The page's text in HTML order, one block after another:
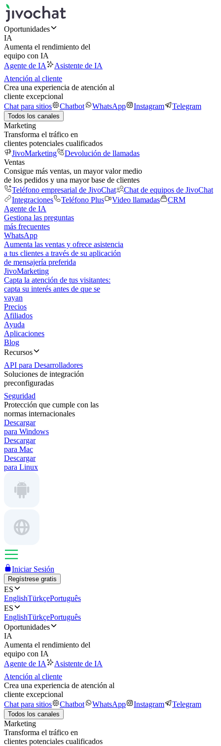
Oportunidades
IA
Aumenta el rendimiento del
equipo con IA
Agente de IA
Asistente de IA
Atención al cliente
Crea una experiencia de atención al
cliente excepcional
Chat para sitios
Chatbot WhatsApp Instagram Telegram
Todos los canales
Marketing
Transforma el tráfico en
clientes potenciales cualificados
JivoMarketing
Devolución de llamadas
Ventas
Consigue más ventas, un mayor valor medio
de los pedidos y una mayor base de clientes
Teléfono empresarial de JivoChat
Chat de equipos de JivoChat
Integraciones
Teléfono Plus Video llamadas
CRM
Agente de IA
Gestiona las preguntas
más frecuentes
WhatsApp
Aumenta las ventas y ofrece asistencia
a tus clientes a través de su aplicación
de mensajería preferida
JivoMarketing
Capta la atención de tus visitantes:
capta su interés antes de que se
vayan
Precios
Afiliados
Ayuda
Aplicaciones
Blog
Recursos
API para Desarrolladores
Soluciones de integración
preconfiguradas
Seguridad
Protección que cumple con las
normas internacionales
Descargar
para Windows
Descargar
para Mac
Descargar
para Linux
Iniciar Sesión
Regístrese gratis
ES
EnglishTürkçePortuguês
ES
EnglishTürkçePortuguês
Oportunidades
IA
Aumenta el rendimiento del
equipo con IA
Agente de IA
Asistente de IA
Atención al cliente
Crea una experiencia de atención al
cliente excepcional
Chat para sitios
Chatbot WhatsApp Instagram Telegram
Todos los canales
Marketing
Transforma el tráfico en
clientes potenciales cualificados